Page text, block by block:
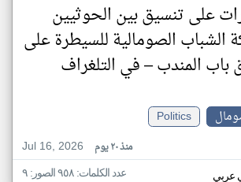
على تنسيق بين الحوثيين
الشباب الصومالية للسيطرة على
المندب – في التلغراف
Politics
Jul 16, 2026
منذ ٢٠ يوم
عربي عدد الكلمات: ٩٥٨ الصور: ٩